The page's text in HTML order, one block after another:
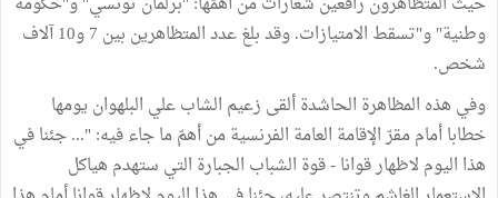
وطنية" و"تسقط الامتيازات. وقد بلغ عدد المتظاهرين بين 7 و10 آلاف
شخص.
وفي هذه المظاهرة الحاشدة ألقى زعيم الشاب علي البلهوان يومها
خطابا أمام مقرّ الإقامة العامة الفرنسية من أهمّ ما جاء فيه: "... جئنا في
هذا اليوم لاظهار قوانا - قوة الشباب الجبارة التي ستهدم هياكل